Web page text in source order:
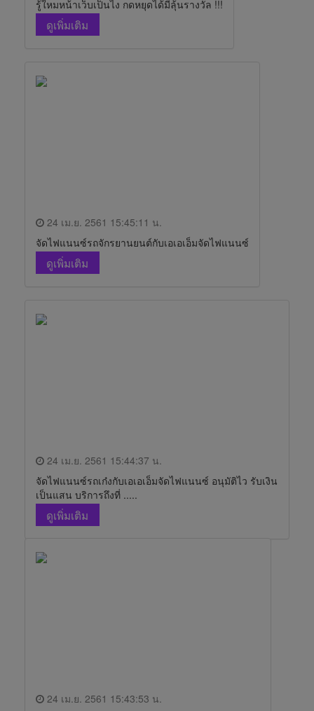
รู้ใหมหน้าเว็บเป็นไง กดหยุดได้มีลุ้นรางวัล !!!
ดูเพิ่มเติม
24 เม.ย. 2561 15:45:11 น.
จัดไฟแนนซ์รถจักรยานยนต์กับเอเอเอ็มจัดไฟแนนซ์
ดูเพิ่มเติม
24 เม.ย. 2561 15:44:37 น.
จัดไฟแนนซ์รถเก๋งกับเอเอเอ็มจัดไฟแนนซ์ อนุมัติไว รับเงิน
เป็นแสน บริการถึงที่ .....
ดูเพิ่มเติม
24 เม.ย. 2561 15:43:53 น.